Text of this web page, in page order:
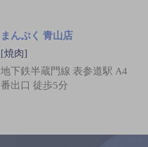
まんぷく 青山店
[焼肉]
地下鉄半蔵門線 表参道駅 A4
番出口 徒歩5分